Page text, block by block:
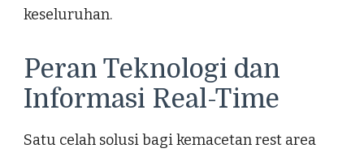
keseluruhan.
Peran Teknologi dan
Informasi Real-Time
Satu celah solusi bagi kemacetan rest area